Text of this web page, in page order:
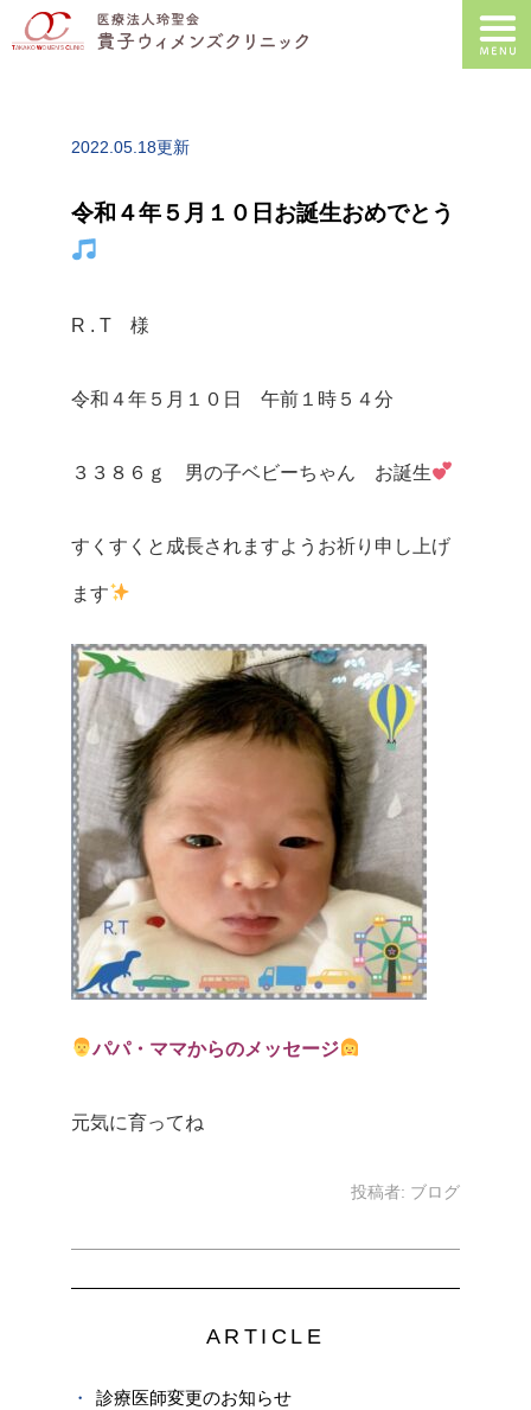
2022.05.18更新
令和４年５月１０日お誕生おめでとう
R . T 様
令和４年５月１０日 午前１時５４分
３３８６ｇ 男の子ベビーちゃん お誕生
すくすくと成長されますようお祈り申し上げ
ます
パパ・ママからのメッセージ
元気に育ってね
投稿者: ブログ
ARTICLE
診療医師変更のお知らせ